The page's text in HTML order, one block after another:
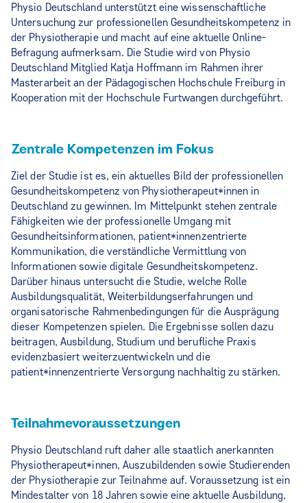
Physio Deutschland unterstützt eine wissenschaftliche
Untersuchung zur professionellen Gesundheitskompetenz in
der Physiotherapie und macht auf eine aktuelle Online-
Befragung aufmerksam. Die Studie wird von Physio
Deutschland Mitglied Katja Hoffmann im Rahmen ihrer
Masterarbeit an der Pädagogischen Hochschule Freiburg in
Kooperation mit der Hochschule Furtwangen durchgeführt.
Zentrale Kompetenzen im Fokus
Ziel der Studie ist es, ein aktuelles Bild der professionellen
Gesundheitskompetenz von Physiotherapeut*innen in
Deutschland zu gewinnen. Im Mittelpunkt stehen zentrale
Fähigkeiten wie der professionelle Umgang mit
Gesundheitsinformationen, patient*innenzentrierte
Kommunikation, die verständliche Vermittlung von
Informationen sowie digitale Gesundheitskompetenz.
Darüber hinaus untersucht die Studie, welche Rolle
Ausbildungsqualität, Weiterbildungserfahrungen und
organisatorische Rahmenbedingungen für die Ausprägung
dieser Kompetenzen spielen. Die Ergebnisse sollen dazu
beitragen, Ausbildung, Studium und berufliche Praxis
evidenzbasiert weiterzuentwickeln und die
patient*innenzentrierte Versorgung nachhaltig zu stärken.
Teilnahmevoraussetzungen
Physio Deutschland ruft daher alle staatlich anerkannten
Physiotherapeut*innen, Auszubildenden sowie Studierenden
der Physiotherapie zur Teilnahme auf. Voraussetzung ist ein
Mindestalter von 18 Jahren sowie eine aktuelle Ausbildung,